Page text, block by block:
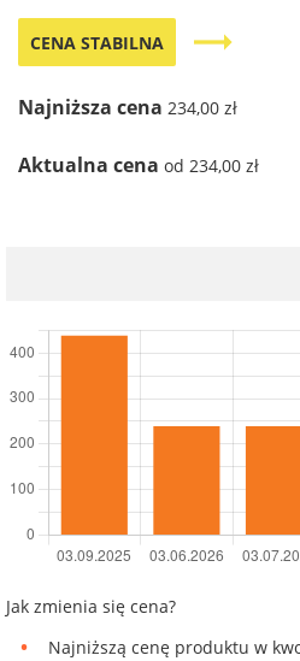
CENA STABILNA trending_flat
Najniższa cena 234,00 zł
Aktualna cena od 234,00 zł
Jak zmienia się cena?
Najniższą cenę produktu w